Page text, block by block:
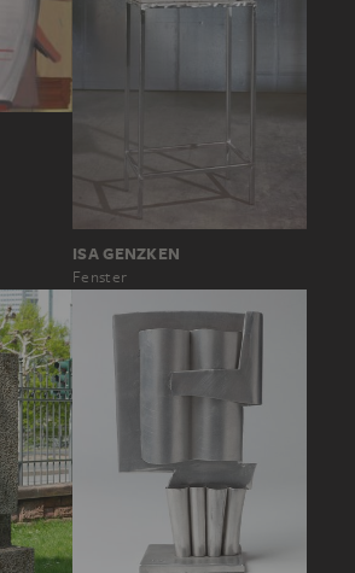
ISA GENZKEN
Fenster